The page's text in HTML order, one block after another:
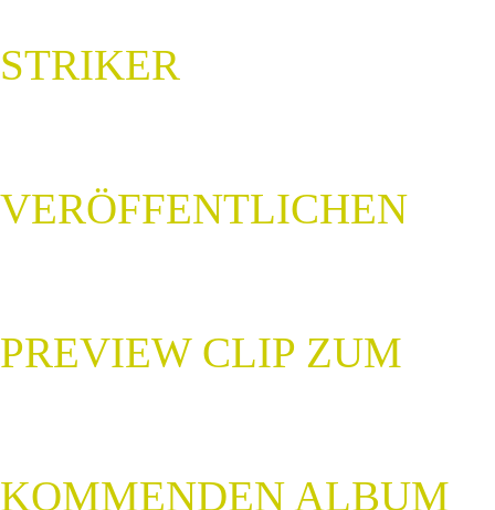
STRIKER
VERÖFFENTLICHEN
PREVIEW CLIP ZUM
KOMMENDEN ALBUM